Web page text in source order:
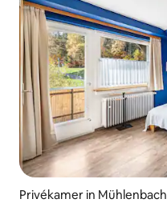
Privékamer in Mühlenbach